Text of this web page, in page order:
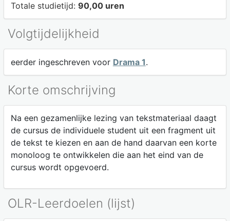
Totale studietijd: 90,00 uren
Volgtijdelijkheid
eerder ingeschreven voor Drama 1.
Korte omschrijving
Na een gezamenlijke lezing van tekstmateriaal daagt
de cursus de individuele student uit een fragment uit
de tekst te kiezen en aan de hand daarvan een korte
monoloog te ontwikkelen die aan het eind van de
cursus wordt opgevoerd.
OLR-Leerdoelen (lijst)